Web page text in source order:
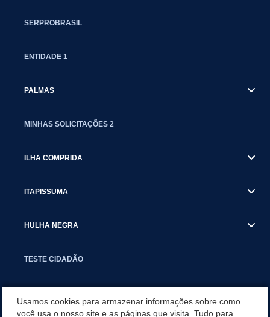
SERPROBRASIL
ENTIDADE 1
PALMAS
MINHAS SOLICITAÇÕES 2
ILHA COMPRIDA
ITAPISSUMA
HULHA NEGRA
TESTE CIDADÃO
Usamos cookies para armazenar informações sobre como
você usa o nosso site e as páginas que visita. Tudo para